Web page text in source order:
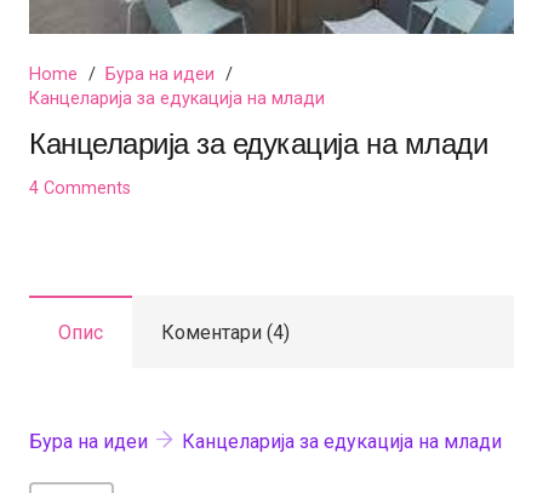
Home / Бура на идеи /
Канцеларија за едукација на млади
Канцеларија за едукација на млади
4 Comments
Опис Коментари (4)
Бура на идеи Канцеларија за едукација на млади